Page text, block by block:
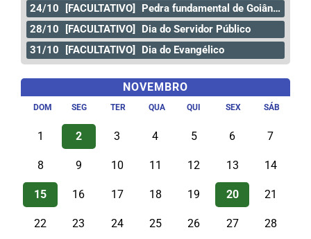
24/10
[FACULTATIVO]
Pedra fundamental de Goiânia
28/10
[FACULTATIVO]
Dia do Servidor Público
31/10
[FACULTATIVO] Dia do Evangélico
NOVEMBRO
DOM SEG TER QUA QUI SEX SÁB
1 2 3 4 5 6 7
8 9 10 11 12 13 14
15 16 17 18 19 20 21
22 23 24 25 26 27 28